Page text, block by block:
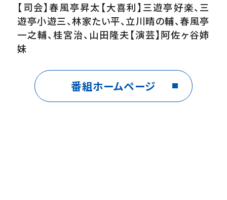
【司会】春風亭昇太【大喜利】三遊亭好楽、三
遊亭小遊三、林家たい平、立川晴の輔、春風亭
一之輔、桂宮治、山田隆夫【演芸】阿佐ヶ谷姉
妹
ユニオン映画番組ホームページ